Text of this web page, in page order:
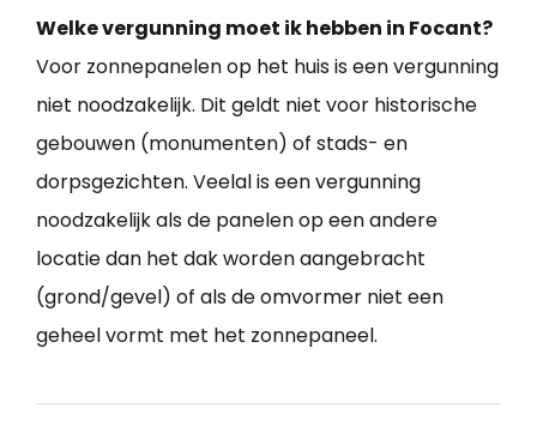
Welke vergunning moet ik hebben in Focant?
Voor zonnepanelen op het huis is een vergunning
niet noodzakelijk. Dit geldt niet voor historische
gebouwen (monumenten) of stads- en
dorpsgezichten. Veelal is een vergunning
noodzakelijk als de panelen op een andere
locatie dan het dak worden aangebracht
(grond/gevel) of als de omvormer niet een
geheel vormt met het zonnepaneel.